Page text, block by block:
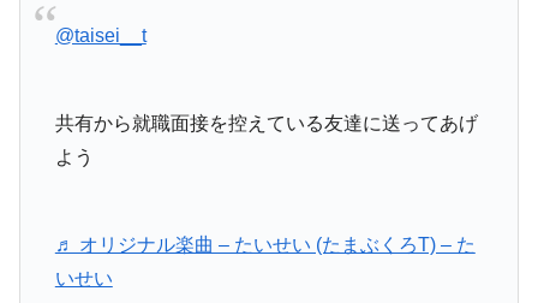
@taisei__t
共有から就職面接を控えている友達に送ってあげ
よう
♬ オリジナル楽曲 – たいせい (たまぶくろT) – た
いせい